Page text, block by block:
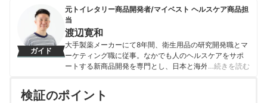
ガイド
元トイレタリー商品開発者/マイベスト ヘルスケア商品担
当
渡辺寛和
大手製薬メーカーにて8年間、衛生用品の研究開発職とマ
ーケティング職に従事。なかでも人のヘルスケアをサポ
ートする新商品開発を専門とし、日本と海外を合わせて
品全般の比較検証を担当。「ユーザーが知りたいことを
…続きを読む
検証のポイント